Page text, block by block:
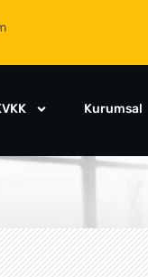
Kurumsal